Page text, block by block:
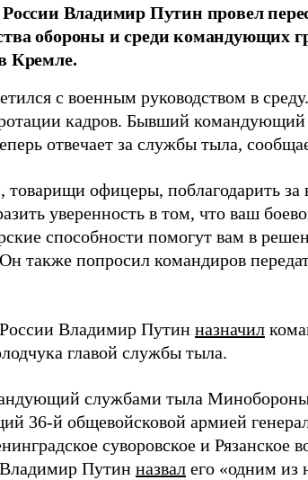
Владимир Путин провел
обороны и среди командующих
Кремле.
с военным руководством в
кадров. Бывший
отвечает за службы тыла,
товарищи офицеры, поблагодарить
уверенность в том, что ваш
способности помогут вам в
также попросил командиров
Владимир Путин назначил
главой службы тыла.
службами тыла
36-й общевойсковой армией
суворовское и Рязанское
Путин назвал его «одним из